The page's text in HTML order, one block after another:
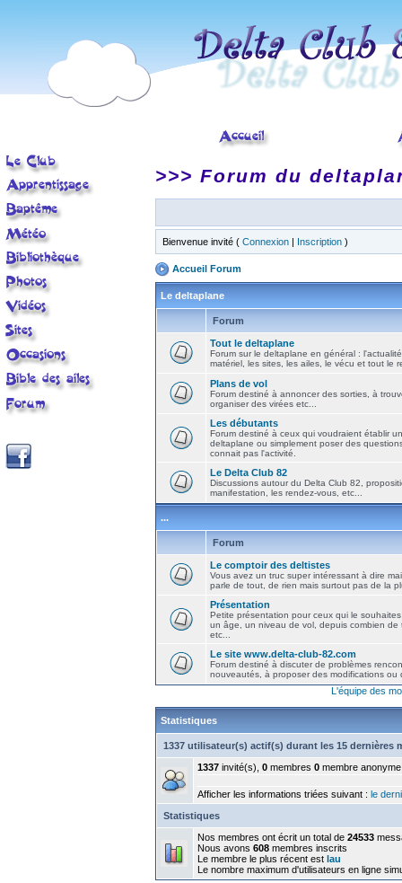
>>> Forum du
Bienvenue invité ( Connexion | Inscription )
Accueil Forum
Le deltaplane
Forum
Tout le deltaplane
Forum sur le deltaplane en général :
matériel, les sites, les ailes, le vécu et tout le
Plans de vol
Forum destiné à annoncer des sorties, à
organiser des virées etc...
Les débutants
Forum destiné à ceux qui voudraient établir
deltaplane ou simplement poser des
connait pas l'activité.
Le Delta Club 82
Discussions autour du Delta Club 82,
manifestation, les rendez-vous, etc...
...
Forum
Le comptoir des deltistes
Vous avez un truc super intéressant à dire
parle de tout, de rien mais surtout pas de la
Présentation
Petite présentation pour ceux qui le
un âge, un niveau de vol, depuis combien de
etc...
Le site www.delta-club-82.com
Forum destiné à discuter de problèmes
nouveautés, à proposer des modifications ou
L'équipe des
Statistiques
1337 utilisateur(s) actif(s) durant les 15 dernières
1337 invité(s), 0 membres 0 membre anonyme
Afficher les informations triées suivant : le
Statistiques
Nos membres ont écrit un total de 24533
Nous avons 608 membres inscrits
Le membre le plus récent est lau
Le nombre maximum d'utilisateurs en ligne